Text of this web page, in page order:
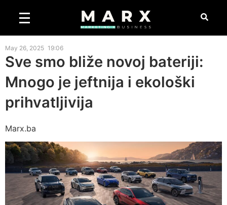
May 26, 2025 19:06
Sve smo bliže novoj bateriji:
Mnogo je jeftnija i ekološki
prihvatljivija
Marx.ba